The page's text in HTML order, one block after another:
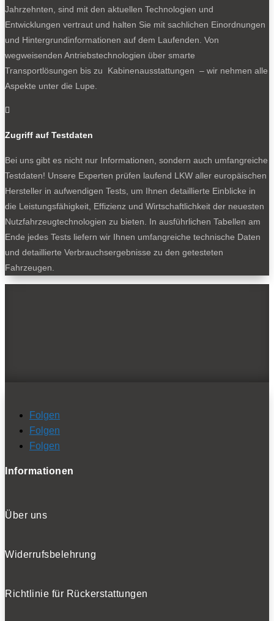
Jahrzehnten, sind mit den aktuellen Technologien und
Entwicklungen vertraut und halten Sie mit sachlichen Einordnungen
und Hintergrundinformationen auf dem Laufenden. Von
wegweisenden Antriebstechnologien über smarte
Transportlösungen bis zu Kabinenausstattungen – wir nehmen alle
Aspekte unter die Lupe.

Zugriff auf Testdaten
Bei uns gibt es nicht nur Informationen, sondern auch umfangreiche
Testdaten! Unsere Experten prüfen laufend LKW aller europäischen
Hersteller in aufwendigen Tests, um Ihnen detaillierte Einblicke in
die Leistungsfähigkeit, Effizienz und Wirtschaftlichkeit der neuesten
Nutzfahrzeugtechnologien zu bieten. In ausführlichen Tabellen am
Ende jedes Tests liefern wir Ihnen umfangreiche technische Daten
und detaillierte Verbrauchsergebnisse zu den getesteten
Fahrzeugen.
Folgen
Folgen
Folgen
Informationen
Über uns
Widerrufsbelehrung
Richtlinie für Rückerstattungen